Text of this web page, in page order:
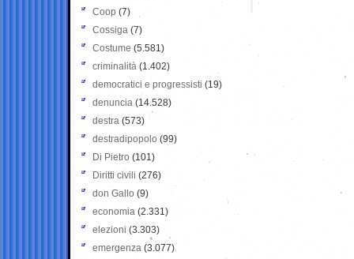
Coop (7)
Cossiga (7)
Costume (5.581)
criminalità (1.402)
democratici e progressisti (19)
denuncia (14.528)
destra (573)
destradipopolo (99)
Di Pietro (101)
Diritti civili (276)
don Gallo (9)
economia (2.331)
elezioni (3.303)
emergenza (3.077)